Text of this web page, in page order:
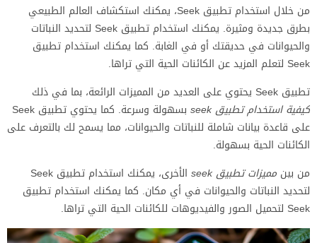
من خلال استخدام تطبيق Seek، يمكنك استكشاف العالم الطبيعي
بطرق جديدة ومثيرة. يمكنك استخدام تطبيق Seek لتحديد النباتات
والحيوانات في حديقتك أو في الغابة. كما يمكنك استخدام تطبيق
Seek لتعلم المزيد عن الكائنات الحية التي تراها.
تطبيق Seek يحتوي على العديد من المميزات الرائعة، بما في ذلك
كيفية استخدام تطبيق seek
بسهولة وسرعة. كما يحتوي تطبيق Seek
على قاعدة بيانات شاملة للنباتات والحيوانات، مما يسمح لك بالتعرف على
الكائنات الحية بسهولة.
من بين مميزات تطبيق seek
الأخرى، يمكنك استخدام تطبيق Seek
لتحديد النباتات والحيوانات في أي مكان. كما يمكنك استخدام تطبيق
Seek لتحميل الصور والفيديوهات للكائنات الحية التي تراها.